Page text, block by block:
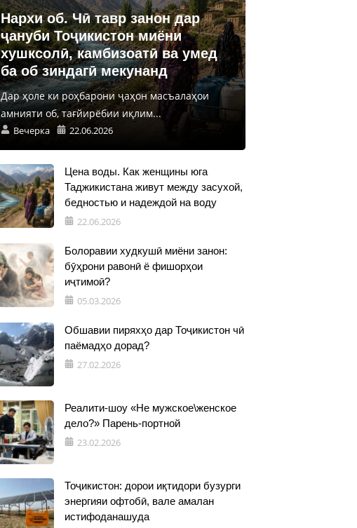
Нархи об. Чӣ тавр занон дар
ҷануби Тоҷикистон миёни
хушксолӣ, камбизоатӣ ва умед
ба об зиндагӣ мекунанд
Дар ҳоле ки роҳбарони ҷаҳон масъалаҳои
амнияти об, тағйирёбии иқлим...
Вечерка 22.06.2026
Цена воды. Как женщины юга
Таджикистана живут между засухой,
бедностью и надеждой на воду
22.06.2026
Болоравии худкушӣ миёни занон:
бӯҳрони равонӣ ё фишорҳои
иҷтимоӣ?
05.03.2026
Обшавии пиряхҳо дар Тоҷикистон чӣ
паёмадҳо дорад?
27.02.2026
Реалити-шоу «Не мужское\женское
дело?» Парень-портной
23.02.2026
Тоҷикистон: дорои иқтидори бузурги
энергияи офтобӣ, вале амалан
истифоданашуда